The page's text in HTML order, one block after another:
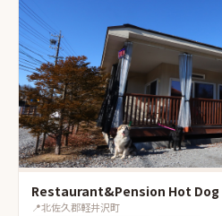
Restaurant&Pension Hot Dog
📍北佐久郡軽井沢町